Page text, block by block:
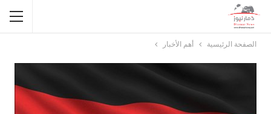
الصفحة الرئيسية أهم الأخبار